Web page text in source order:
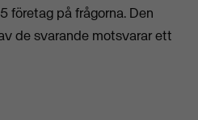
företag på frågorna. Den
de svarande motsvarar ett